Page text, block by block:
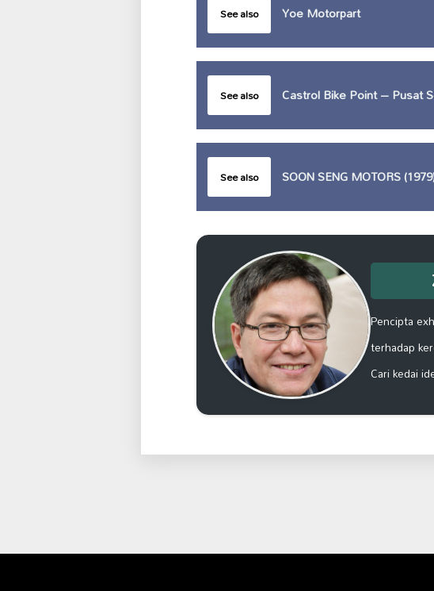
See also Yoe Motorpart
See also Castrol Bike Point – Pusat
See also SOON SENG MOTORS
Pencipta
terhadap
Cari kedai